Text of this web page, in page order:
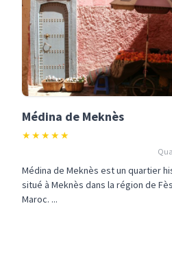
Médina de Meknès
★★★★★
Médina de Meknès est un quartier
situé à Meknès dans la région de
Maroc. ...